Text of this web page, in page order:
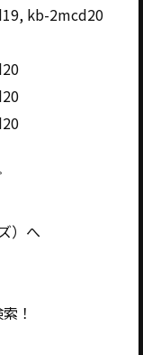
kb-2mcd20
）へ
！